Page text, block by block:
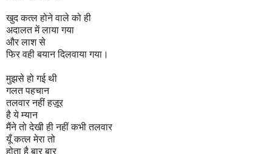
खुद कत्ल होने वाले को ही
अदालत में लाया गया
और लाश से
फिर वही बयान दिलवाया गया।
मुझसे हो गई थी
गलत पहचान
तलवार नहीं हज़ूर
है ये म्यान
मैंने तो देखी ही नहीं कभी तलवार
यूँ कत्ल मेरा तो
होता है बार बार